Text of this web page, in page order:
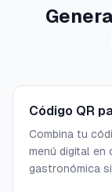
Código QR
Combina tu
menú digital en
gastronómica